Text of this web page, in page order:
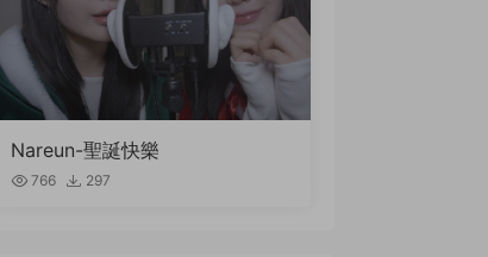
Nareun-聖誕快樂
766 297